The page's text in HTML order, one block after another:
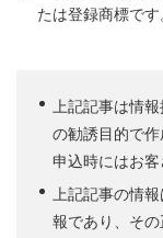
たは登録商標です
上記記事は情
の勧誘目的で
申込時にはお客
上記記事の情
報であり、そ